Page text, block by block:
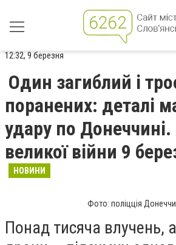
12:32, 9 березня
Один загиблий і
поранених: деталі
удару по Донеччині.
великої війни 9
НОВИНИ
Фото: поліцція
Понад тисяча влучень,